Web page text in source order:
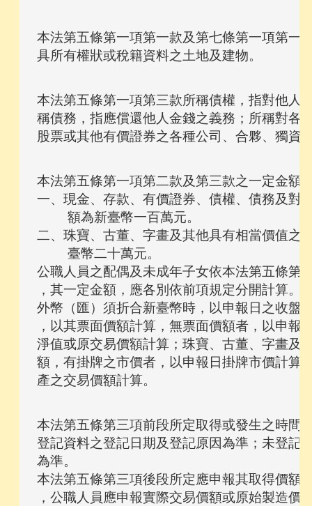
本法第五條第一項第一款及第七條第一項第一
本法第五條第一項第三款所稱債權，指對他人
稱債務，指應償還他人金錢之義務；所稱對各
本法第五條第一項第二款及第三款之一定金額
一、現金、存款、有價證券、債權、債務及對
    額為新臺幣一百萬元。
二、珠寶、古董、字畫及其他具有相當價值之
    臺幣二十萬元。
公職人員之配偶及未成年子女依本法第五條第
，其一定金額，應各別依前項規定分開計算。
外幣（匯）須折合新臺幣時，以申報日之收盤
，以其票面價額計算，無票面價額者，以申報
淨值或原交易價額計算；珠寶、古董、字畫及
額，有掛牌之市價者，以申報日掛牌市價計算
本法第五條第三項前段所定取得或發生之時間
登記資料之登記日期及登記原因為準；未登記
為準。
本法第五條第三項後段所定應申報其取得價額
，公職人員應申報實際交易價額或原始製造價